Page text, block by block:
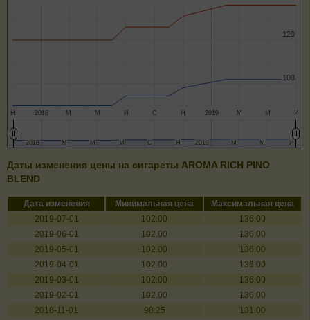
2018 2019
Н М М И С Н М М И
100
100
120
120
2018
2018 2019
2019
М
М М
М ИИ С
С НН М
М М
М ИИ
Даты изменения цены на сигареты AROMA RICH PINO
BLEND
Дата изменения Минимальная цена
Максимальная цена
2019-07-01
102.00
136.00
2019-06-01
102.00
136.00
2019-05-01
102.00
136.00
2019-04-01
102.00
136.00
2019-03-01
102.00
136.00
2019-02-01
102.00
136.00
2018-11-01
98.25
131.00